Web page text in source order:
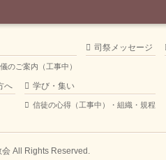
のご案内（工事中）
司祭メッセージ
へ 学び・集い
信徒の心得（工事中）・組織・規程
会 All Rights Reserved.